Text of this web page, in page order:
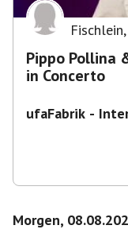
Fischlein,
Pippo Pollina
in Concerto
ufaFabrik -
Morgen,